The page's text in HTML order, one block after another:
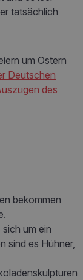
tatsächlich
um Ostern
Deutschen
des
bekommen
um ein
sind es Hühner,